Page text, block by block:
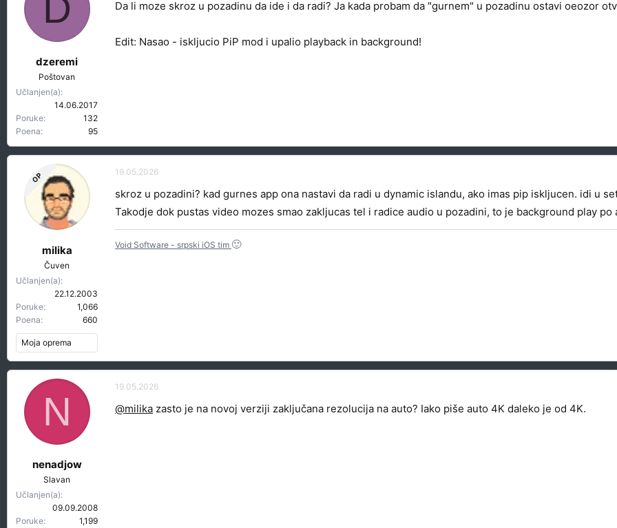
v
j
dzeremi
Poštovan
Učlanjen(a)
14.06.2017
Poruke
132
Poena
95
Da li moze skroz u pozadinu da ide i da radi? Ja kada probam da "gurnem" u pozadinu ostavi oeozor
Edit: Nasao - iskljucio PiP mod i upalio playback in background!
OP
milika
Čuven
Učlanjen(a)
22.12.2003
Poruke
1,066
Poena
660
Moja oprema
19.05.2026
skroz u pozadini? kad gurnes app ona nastavi da radi u dynamic islandu, ako imas pip iskljucen. idi u
Takodje dok pustas video mozes smao zakljucas tel i radice audio u pozadini, to je background play po
Void Software - srpski iOS tim 🙂
N
nenadjow
Slavan
Učlanjen(a)
09.09.2008
Poruke
1,199
19.05.2026
@milika zasto je na novoj verziji zaključana rezolucija na auto? Iako piše auto 4K daleko je od 4K.